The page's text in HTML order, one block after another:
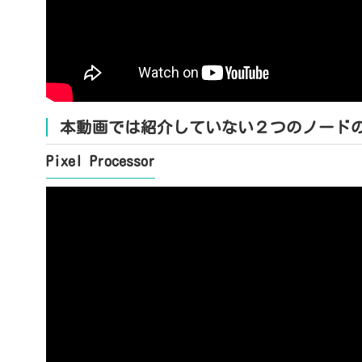
本動画では紹介していない２つのノード
Pixel Processor